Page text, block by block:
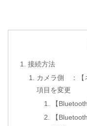
接続方法
カメラ側 ：【
項目を変更
【
【